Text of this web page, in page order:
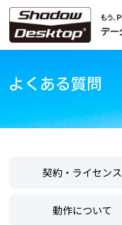
よくある質問
契約・ライセンス
動作について